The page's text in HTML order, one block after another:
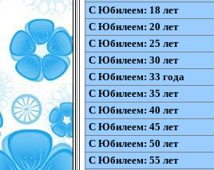
С Юбилеем: 18 лет
С Юбилеем: 20 лет
С Юбилеем: 25 лет
С Юбилеем: 30 лет
С Юбилеем: 33 года
С Юбилеем: 35 лет
С Юбилеем: 40 лет
С Юбилеем: 45 лет
С Юбилеем: 50 лет
С Юбилеем: 55 лет